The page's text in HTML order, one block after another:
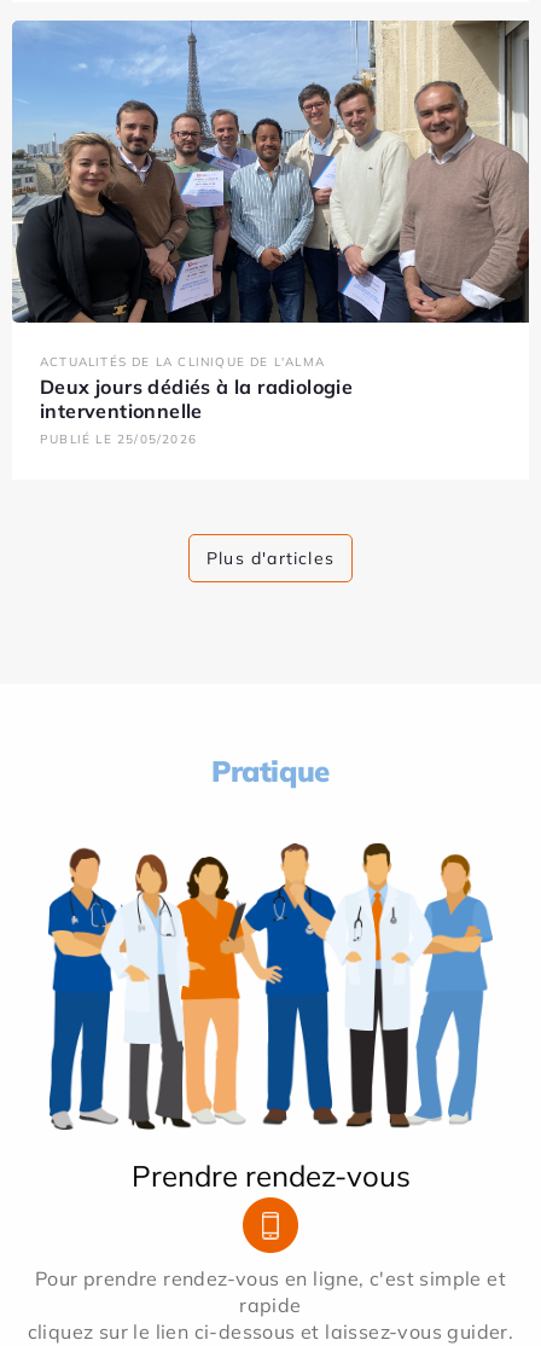
ACTUALITÉS DE LA CLINIQUE DE L'ALMA
Deux jours dédiés à la radiologie
interventionnelle
PUBLIÉ LE 25/05/2026
Plus d'articles
Pratique
Prendre rendez-vous
Pour prendre rendez-vous en ligne, c'est simple et
rapide
cliquez sur le lien ci-dessous et laissez-vous guider.